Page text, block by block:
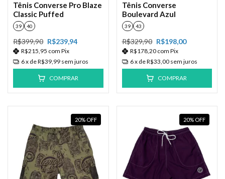
Tênis Converse Pro Blaze
Classic Puffed
39 40
R$399,90 R$239,94
R$215,95 com Pix
6x deR$39,99 sem juros
COMPRAR
Tênis Converse
Boulevard Azul
39 43
R$329,90 R$198,00
R$178,20 com Pix
6x deR$33,00 sem juros
COMPRAR
20% OFF 20% OFF